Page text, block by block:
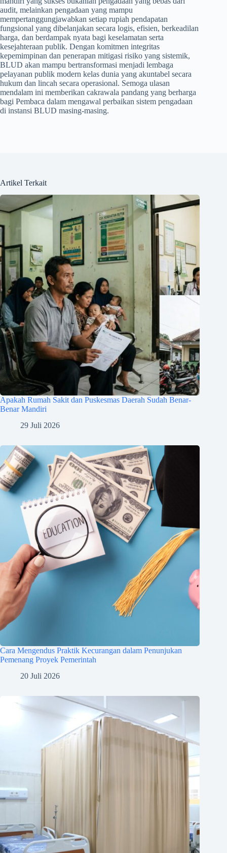
audit, melainkan pengadaan yang mampu
mempertanggungjawabkan setiap rupiah pendapatan
fungsional yang dibelanjakan secara logis, efisien, berkeadilan
harga, dan berdampak nyata bagi keselamatan serta
kesejahteraan publik. Dengan komitmen integritas
kepemimpinan dan penerapan mitigasi risiko yang sistemik,
BLUD akan mampu bertransformasi menjadi lembaga
pelayanan publik modern kelas dunia yang akuntabel secara
hukum dan lincah secara operasional. Semoga ulasan
mendalam ini memberikan cakrawala pandang yang berharga
bagi Pembaca dalam mengawal perbaikan sistem pengadaan
di instansi BLUD masing-masing.
Artikel Terkait
Apakah Rumah Sakit dan Puskesmas Daerah Sudah Benar-
Benar Mandiri
29 Juli 2026
Cara Mengendus Praktik Kecurangan dalam Penunjukan
Pemenang Proyek Pemerintah
20 Juli 2026